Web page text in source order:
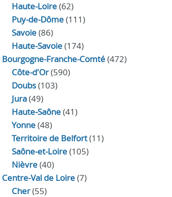
Haute-Loire(62)
Puy-de-Dôme(111)
Savoie(86)
Haute-Savoie(174)
Bourgogne-Franche-Comté(472)
Côte-d'Or(590)
Doubs(103)
Jura(49)
Haute‑Saône(41)
Yonne(48)
Territoire de Belfort(11)
Saône-et-Loire(105)
Nièvre(40)
Centre-Val de Loire(7)
Cher(55)